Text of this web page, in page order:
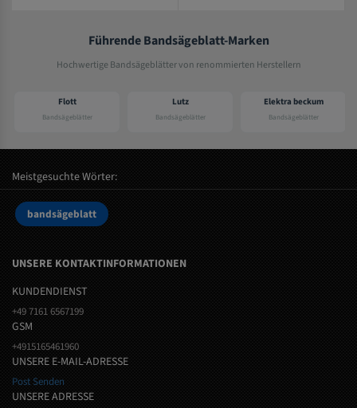
Führende Bandsägeblatt-Marken
Hochwertige Bandsägeblätter von renommierten Herstellern
Flott
Bandsägeblätter
Lutz
Bandsägeblätter
Elektra beckum
Bandsägeblätter
Meistgesuchte Wörter:
bandsägeblatt
UNSERE KONTAKTINFORMATIONEN
KUNDENDIENST
+49 7161 6567199
GSM
+4915165461960
UNSERE E-MAIL-ADRESSE
Post Senden
UNSERE ADRESSE